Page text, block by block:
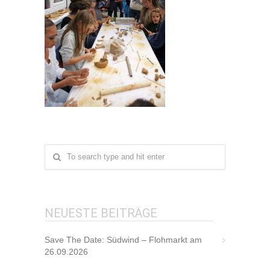
NEUESTE BEITRÄGE
Save The Date: Südwind – Flohmarkt am
26.09.2026